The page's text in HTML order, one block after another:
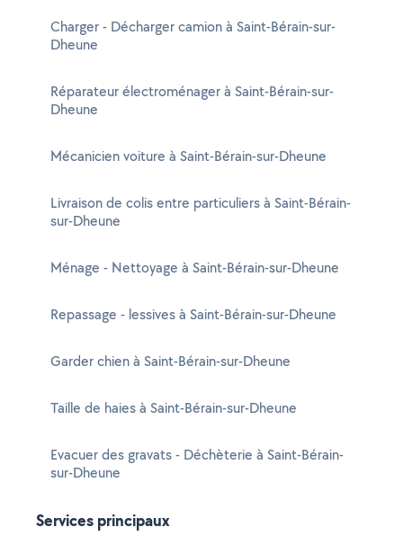
Charger - Décharger camion à Saint-Bérain-sur-
Dheune
Réparateur électroménager à Saint-Bérain-sur-
Dheune
Mécanicien voiture à Saint-Bérain-sur-Dheune
Livraison de colis entre particuliers à Saint-Bérain-
sur-Dheune
Ménage - Nettoyage à Saint-Bérain-sur-Dheune
Repassage - lessives à Saint-Bérain-sur-Dheune
Garder chien à Saint-Bérain-sur-Dheune
Taille de haies à Saint-Bérain-sur-Dheune
Evacuer des gravats - Déchèterie à Saint-Bérain-
sur-Dheune
Services principaux